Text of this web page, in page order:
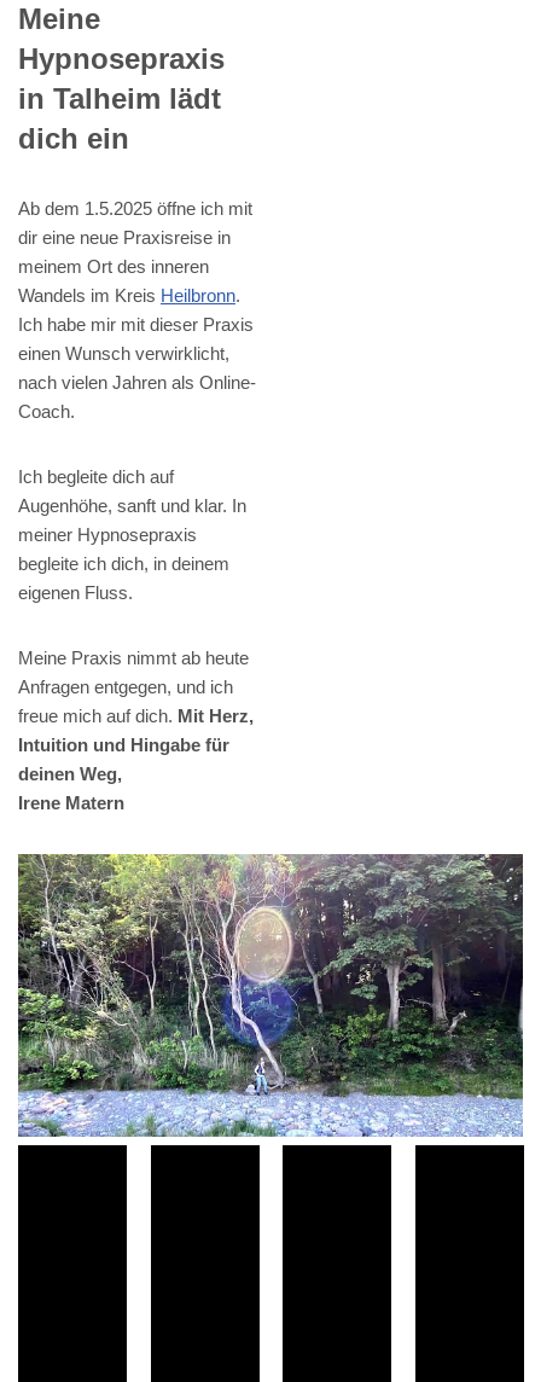
Meine
Hypnosepraxis
in Talheim lädt
dich ein
Ab dem 1.5.2025 öffne ich mit
dir eine neue Praxisreise in
meinem Ort des inneren
Wandels im Kreis Heilbronn.
Ich habe mir mit dieser Praxis
einen Wunsch verwirklicht,
nach vielen Jahren als Online-
Coach.
Ich begleite dich auf
Augenhöhe, sanft und klar. In
meiner Hypnosepraxis
begleite ich dich, in deinem
eigenen Fluss.
Meine Praxis nimmt ab heute
Anfragen entgegen, und ich
freue mich auf dich. Mit Herz,
Intuition und Hingabe für
deinen Weg,
Irene Matern